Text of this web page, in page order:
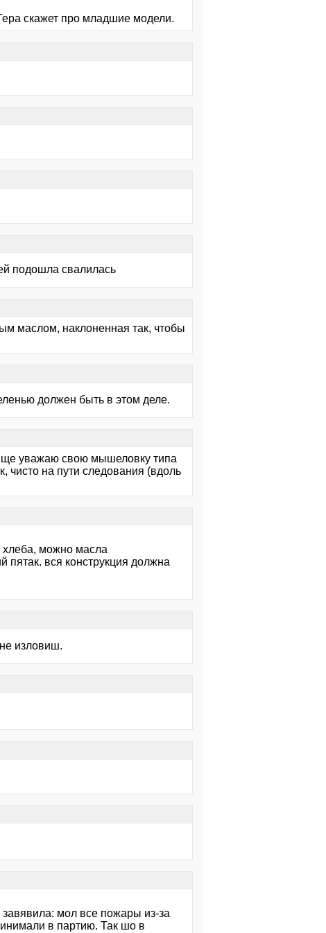
скажет про младшие модели.
подошла свалилась
маслом, наклоненная так, чтобы
должен быть в этом деле.
уважаю свою мышеловку типа
чисто на пути следования (вдоль
можно масла
пятак. вся конструкция должна
изловиш.
завявила: мол все пожары из-за
в партию. Так шо в